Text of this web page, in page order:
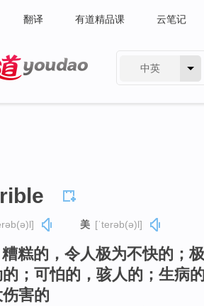
翻译 有道精品课 云笔记
中英
美 [ˈterəb(ə)l]
糕的，令人极为不快的；
；可怕的，骇人的；生病
害的